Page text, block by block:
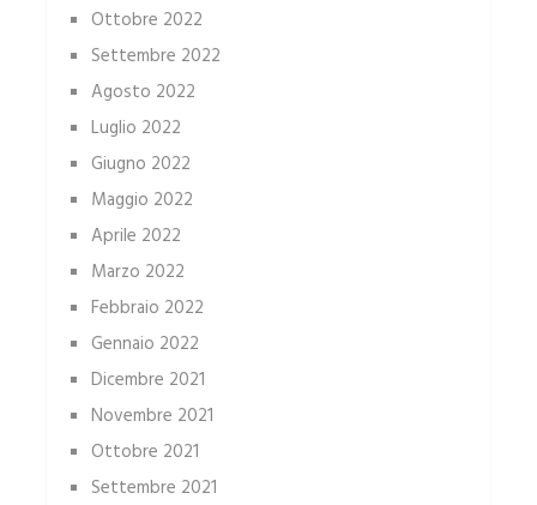
Ottobre 2022
Settembre 2022
Agosto 2022
Luglio 2022
Giugno 2022
Maggio 2022
Aprile 2022
Marzo 2022
Febbraio 2022
Gennaio 2022
Dicembre 2021
Novembre 2021
Ottobre 2021
Settembre 2021